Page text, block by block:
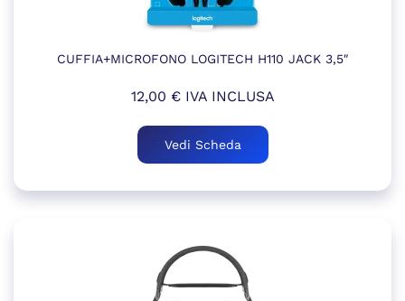
CUFFIA+MICROFONO LOGITECH H110 JACK 3,5″
12,00 €IVA INCLUSA
Vedi Scheda